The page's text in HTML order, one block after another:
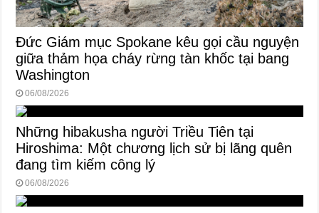
Đức Giám mục Spokane kêu gọi cầu nguyện
giữa thảm họa cháy rừng tàn khốc tại bang
Washington
06/08/2026
Những hibakusha người Triều Tiên tại
Hiroshima: Một chương lịch sử bị lãng quên
đang tìm kiếm công lý
06/08/2026